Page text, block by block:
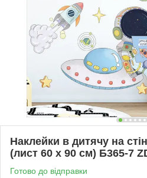
Наклейки в дитячу на
(лист 60 х 90 см) Б365-7
Готово до відправки